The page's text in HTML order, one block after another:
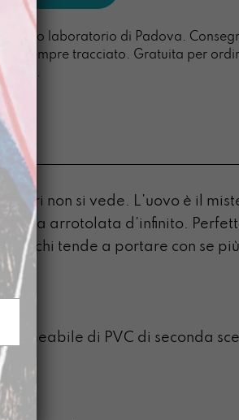
nostro laboratorio di Padova.
sempre tracciato. Gratuita per
euro.
fuori non si vede. L’uovo è il
arrotolata d’infinito.
per chi tende a portare con se più
cm
di PVC di seconda